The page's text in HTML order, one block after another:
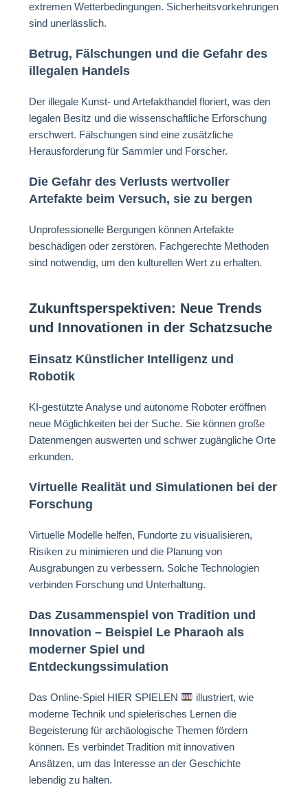
extremen Wetterbedingungen. Sicherheitsvorkehrungen
sind unerlässlich.
Betrug, Fälschungen und die Gefahr des
illegalen Handels
Der illegale Kunst- und Artefakthandel floriert, was den
legalen Besitz und die wissenschaftliche Erforschung
erschwert. Fälschungen sind eine zusätzliche
Herausforderung für Sammler und Forscher.
Die Gefahr des Verlusts wertvoller
Artefakte beim Versuch, sie zu bergen
Unprofessionelle Bergungen können Artefakte
beschädigen oder zerstören. Fachgerechte Methoden
sind notwendig, um den kulturellen Wert zu erhalten.
Zukunftsperspektiven: Neue Trends
und Innovationen in der Schatzsuche
Einsatz Künstlicher Intelligenz und
Robotik
KI-gestützte Analyse und autonome Roboter eröffnen
neue Möglichkeiten bei der Suche. Sie können große
Datenmengen auswerten und schwer zugängliche Orte
erkunden.
Virtuelle Realität und Simulationen bei der
Forschung
Virtuelle Modelle helfen, Fundorte zu visualisieren,
Risiken zu minimieren und die Planung von
Ausgrabungen zu verbessern. Solche Technologien
verbinden Forschung und Unterhaltung.
Das Zusammenspiel von Tradition und
Innovation – Beispiel Le Pharaoh als
moderner Spiel und
Entdeckungssimulation
Das Online-Spiel HIER SPIELEN
illustriert, wie
moderne Technik und spielerisches Lernen die
Begeisterung für archäologische Themen fördern
können. Es verbindet Tradition mit innovativen
Ansätzen, um das Interesse an der Geschichte
lebendig zu halten.